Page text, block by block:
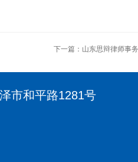
下一篇： 山东思辩律师事
市和平路1281号